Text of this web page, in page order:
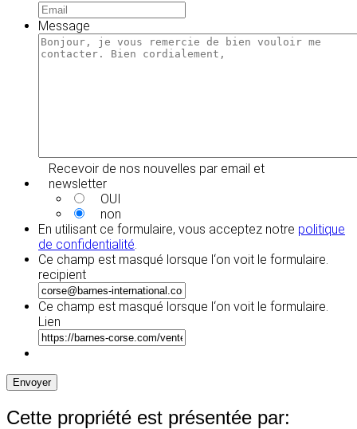
Message
Recevoir de nos nouvelles par email et
newsletter
OUI
non
En utilisant ce formulaire, vous acceptez notre politique
de confidentialité.
Ce champ est masqué lorsque l‘on voit le formulaire.
recipient
Ce champ est masqué lorsque l‘on voit le formulaire.
Lien
Envoyer
Cette propriété est présentée par: